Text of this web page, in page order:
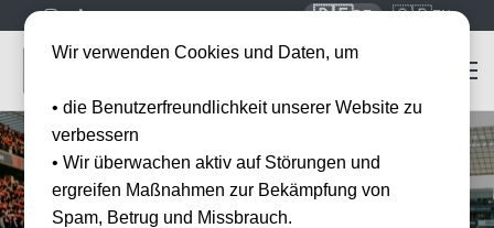
🇩🇪DE 🇬🇧EN
Wir verwenden Cookies und Daten, um
• die Benutzerfreundlichkeit unserer Website zu
verbessern
• Wir überwachen aktiv auf Störungen und
ergreifen Maßnahmen zur Bekämpfung von
Spam, Betrug und Missbrauch.